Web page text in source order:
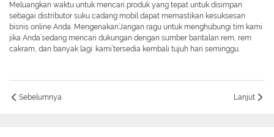
Meluangkan waktu untuk mencari produk yang tepat untuk disimpan
sebagai distributor suku cadang mobil dapat memastikan kesuksesan
bisnis online Anda. Mengenakan’Jangan ragu untuk menghubungi tim kami
jika Anda’sedang mencari dukungan dengan sumber bantalan rem, rem
cakram, dan banyak lagi: kami’tersedia kembali tujuh hari seminggu.
Sebelumnya Lanjut